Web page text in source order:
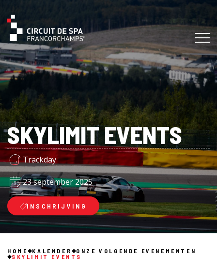
SKYLIMIT EVENTS
Trackday
23 september 2025
INSCHRIJVING
HOME KALENDER
ONZE VOLGENDE EVENEMENTEN
SKYLIMIT EVENTS